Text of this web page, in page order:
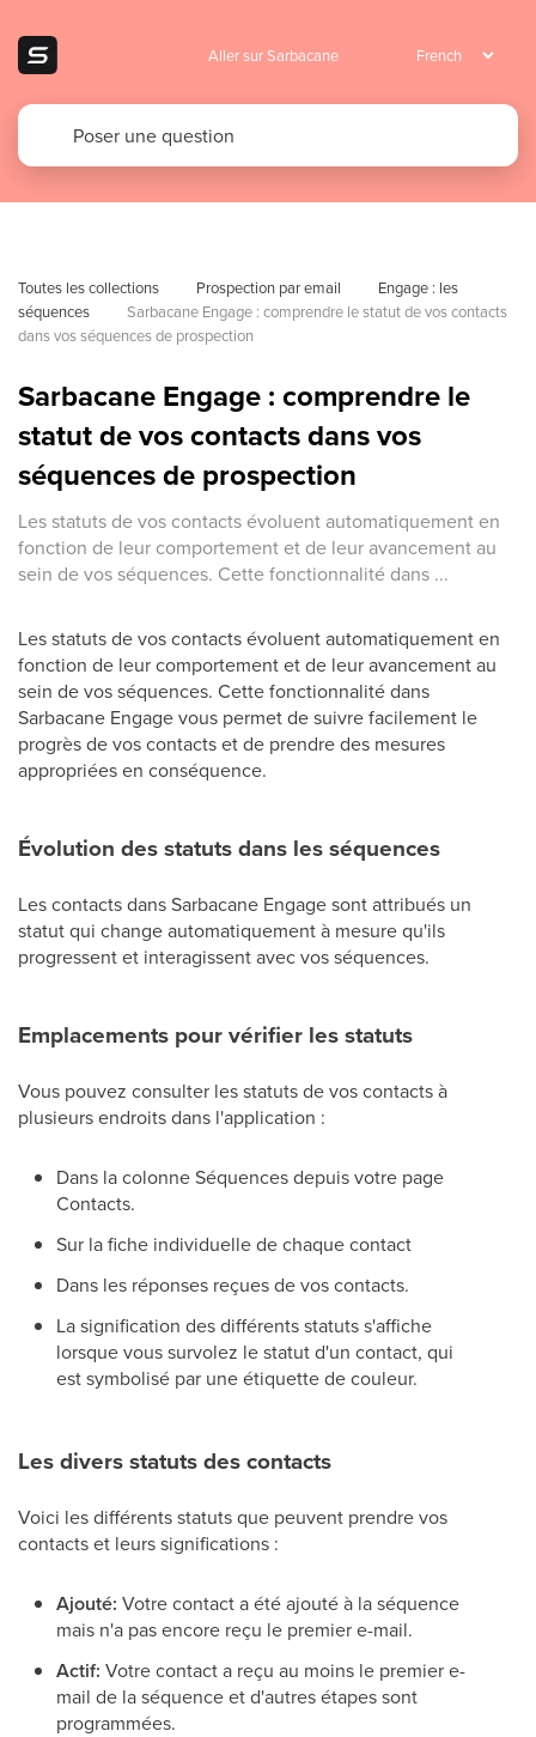
Aller sur Sarbacane
Toutes les collections Prospection par email
Engage : les
séquences
Sarbacane Engage : comprendre le statut de vos contacts
dans vos séquences de prospection
Sarbacane Engage : comprendre le
statut de vos contacts dans vos
séquences de prospection
Les statuts de vos contacts évoluent automatiquement en
fonction de leur comportement et de leur avancement au
sein de vos séquences. Cette fonctionnalité dans ...
Les statuts de vos contacts évoluent automatiquement en
fonction de leur comportement et de leur avancement au
sein de vos séquences. Cette fonctionnalité dans
Sarbacane Engage vous permet de suivre facilement le
progrès de vos contacts et de prendre des mesures
appropriées en conséquence.
Évolution des statuts dans les séquences
Les contacts dans Sarbacane Engage sont attribués un
statut qui change automatiquement à mesure qu'ils
progressent et interagissent avec vos séquences.
Emplacements pour vérifier les statuts
Vous pouvez consulter les statuts de vos contacts à
plusieurs endroits dans l'application :
Dans la colonne Séquences depuis votre page
Contacts.
Sur la fiche individuelle de chaque contact
Dans les réponses reçues de vos contacts.
La signification des différents statuts s'affiche
lorsque vous survolez le statut d'un contact, qui
est symbolisé par une étiquette de couleur.
Les divers statuts des contacts
Voici les différents statuts que peuvent prendre vos
contacts et leurs significations :
Ajouté: Votre contact a été ajouté à la séquence
mais n'a pas encore reçu le premier e-mail.
Actif: Votre contact a reçu au moins le premier e-
mail de la séquence et d'autres étapes sont
programmées.